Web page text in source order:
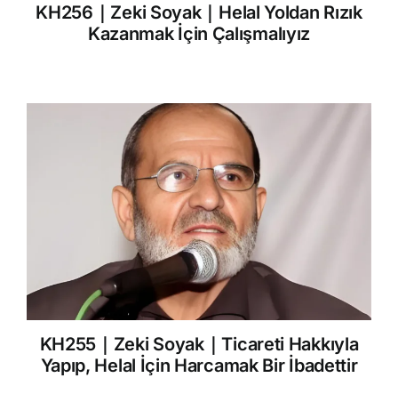
KH256｜Zeki Soyak｜Helal Yoldan Rızık
Kazanmak İçin Çalışmalıyız
KH255｜Zeki Soyak｜Ticareti Hakkıyla
Yapıp, Helal İçin Harcamak Bir İbadettir